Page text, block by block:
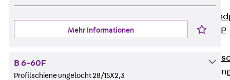
Windpost JWP
Mehr Informationen
B 6-60F
Profilschiene ungelocht 28/15X2,3